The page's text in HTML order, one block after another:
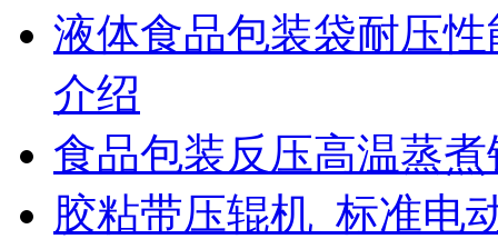
液体食品包装袋耐压
介绍
食品包装反压高温蒸
胶粘带压辊机_标准电